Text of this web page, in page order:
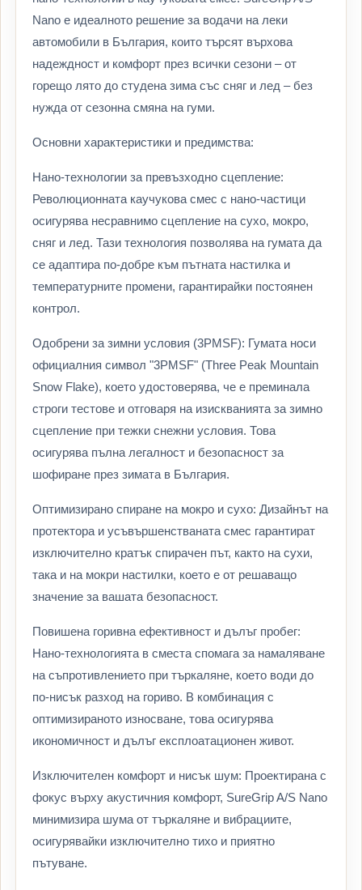
Nano е идеалното решение за водачи на леки
автомобили в България, които търсят върхова
надеждност и комфорт през всички сезони – от
горещо лято до студена зима със сняг и лед – без
нужда от сезонна смяна на гуми.
Основни характеристики и предимства:
Нано-технологии за превъзходно сцепление:
Революционната каучукова смес с нано-частици
осигурява несравнимо сцепление на сухо, мокро,
сняг и лед. Тази технология позволява на гумата да
се адаптира по-добре към пътната настилка и
температурните промени, гарантирайки постоянен
контрол.
Одобрени за зимни условия (3PMSF): Гумата носи
официалния символ "3PMSF" (Three Peak Mountain
Snow Flake), което удостоверява, че е преминала
строги тестове и отговаря на изискванията за зимно
сцепление при тежки снежни условия. Това
осигурява пълна легалност и безопасност за
шофиране през зимата в България.
Оптимизирано спиране на мокро и сухо: Дизайнът на
протектора и усъвършенстваната смес гарантират
изключително кратък спирачен път, както на сухи,
така и на мокри настилки, което е от решаващо
значение за вашата безопасност.
Повишена горивна ефективност и дълъг пробег:
Нано-технологията в сместа спомага за намаляване
на съпротивлението при търкаляне, което води до
по-нисък разход на гориво. В комбинация с
оптимизираното износване, това осигурява
икономичност и дълъг експлоатационен живот.
Изключителен комфорт и нисък шум: Проектирана с
фокус върху акустичния комфорт, SureGrip A/S Nano
минимизира шума от търкаляне и вибрациите,
осигурявайки изключително тихо и приятно
пътуване.